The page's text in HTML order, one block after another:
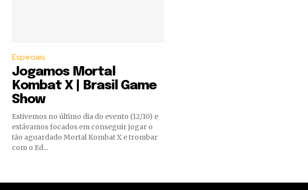
Especiais
Jogamos Mortal
Kombat X | Brasil Game
Show
Estivemos no último dia do evento (12/10) e
estávamos focados em conseguir jogar o
tão aguardado Mortal Kombat X e trombar
com o Ed...